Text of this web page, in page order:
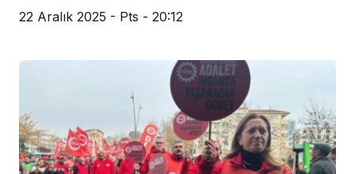
22 Aralık 2025 - Pts - 20:12